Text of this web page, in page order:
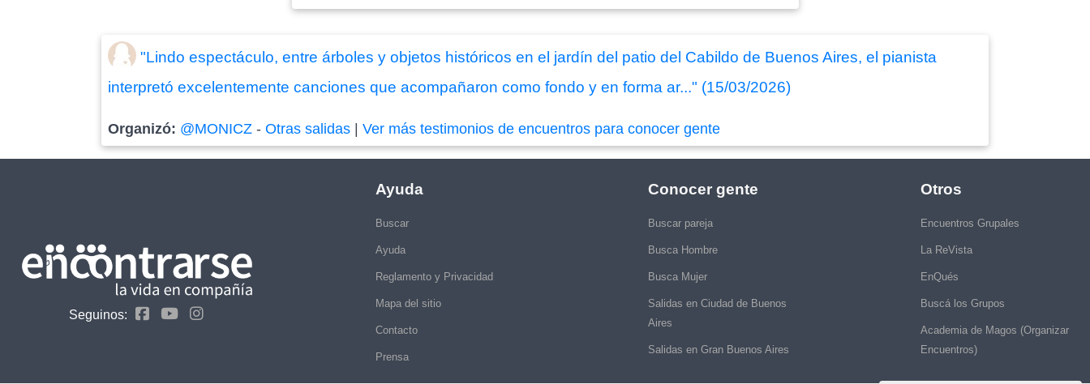
"Lindo espectáculo, entre árboles y objetos históricos en el jardín del patio del Cabildo de Buenos Aires, el pianista
interpretó excelentemente canciones que acompañaron como fondo y en forma ar..." (15/03/2026)
Organizó: @MONICZ -Otras salidas |Ver más testimonios de encuentros para conocer gente
Seguinos:
Ayuda
Buscar
Ayuda
Reglamento y Privacidad
Mapa del sitio
Contacto
Prensa
Conocer gente
Buscar pareja
Busca Hombre
Busca Mujer
Salidas en Ciudad de Buenos
Aires
Salidas en Gran Buenos Aires
Otros
Encuentros Grupales
La ReVista
EnQués
Buscá los Grupos
Academia de Magos (Organizar
Encuentros)